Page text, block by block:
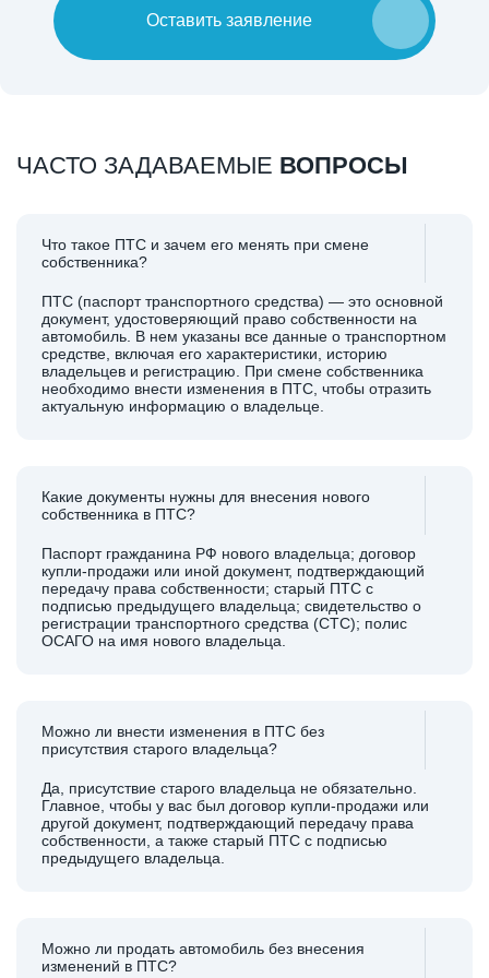
Оставить заявление
ЧАСТО ЗАДАВАЕМЫЕ ВОПРОСЫ
Что такое ПТС и зачем его менять при смене
собственника?
ПТС (паспорт транспортного средства) — это основной
документ, удостоверяющий право собственности на
автомобиль. В нем указаны все данные о транспортном
средстве, включая его характеристики, историю
владельцев и регистрацию. При смене собственника
необходимо внести изменения в ПТС, чтобы отразить
актуальную информацию о владельце.
Какие документы нужны для внесения нового
собственника в ПТС?
Паспорт гражданина РФ нового владельца; договор
купли-продажи или иной документ, подтверждающий
передачу права собственности; старый ПТС с
подписью предыдущего владельца; свидетельство о
регистрации транспортного средства (СТС); полис
ОСАГО на имя нового владельца.
Можно ли внести изменения в ПТС без
присутствия старого владельца?
Да, присутствие старого владельца не обязательно.
Главное, чтобы у вас был договор купли-продажи или
другой документ, подтверждающий передачу права
собственности, а также старый ПТС с подписью
предыдущего владельца.
Можно ли продать автомобиль без внесения
изменений в ПТС?